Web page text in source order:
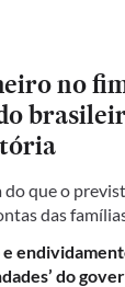
no
que o
das
do